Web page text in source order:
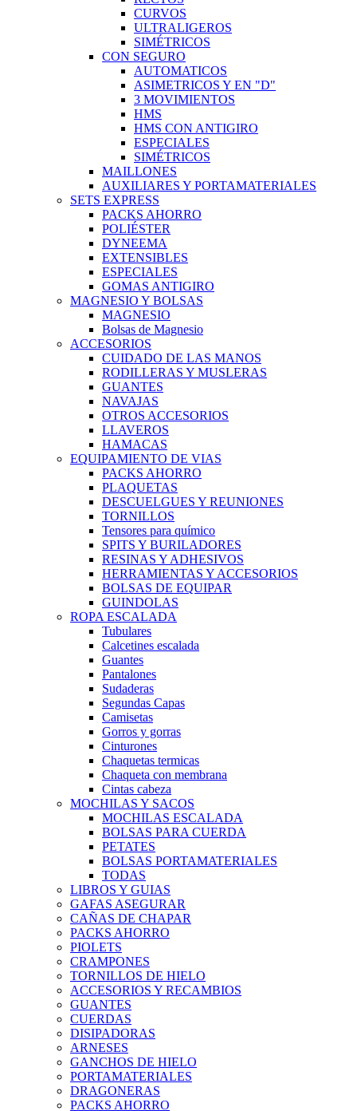
CURVOS
ULTRALIGEROS
SIMÉTRICOS
CON SEGURO
AUTOMATICOS
ASIMETRICOS Y EN "D"
3 MOVIMIENTOS
HMS
HMS CON ANTIGIRO
ESPECIALES
SIMÉTRICOS
MAILLONES
AUXILIARES Y PORTAMATERIALES
SETS EXPRESS
PACKS AHORRO
POLIÉSTER
DYNEEMA
EXTENSIBLES
ESPECIALES
GOMAS ANTIGIRO
MAGNESIO Y BOLSAS
MAGNESIO
Bolsas de Magnesio
ACCESORIOS
CUIDADO DE LAS MANOS
RODILLERAS Y MUSLERAS
GUANTES
NAVAJAS
OTROS ACCESORIOS
LLAVEROS
HAMACAS
EQUIPAMIENTO DE VIAS
PACKS AHORRO
PLAQUETAS
DESCUELGUES Y REUNIONES
TORNILLOS
Tensores para químico
SPITS Y BURILADORES
RESINAS Y ADHESIVOS
HERRAMIENTAS Y ACCESORIOS
BOLSAS DE EQUIPAR
GUINDOLAS
ROPA ESCALADA
Tubulares
Calcetines escalada
Guantes
Pantalones
Sudaderas
Segundas Capas
Camisetas
Gorros y gorras
Cinturones
Chaquetas termicas
Chaqueta con membrana
Cintas cabeza
MOCHILAS Y SACOS
MOCHILAS ESCALADA
BOLSAS PARA CUERDA
PETATES
BOLSAS PORTAMATERIALES
TODAS
LIBROS Y GUIAS
GAFAS ASEGURAR
CAÑAS DE CHAPAR
PACKS AHORRO
PIOLETS
CRAMPONES
TORNILLOS DE HIELO
ACCESORIOS Y RECAMBIOS
GUANTES
CUERDAS
DISIPADORAS
ARNESES
GANCHOS DE HIELO
PORTAMATERIALES
DRAGONERAS
PACKS AHORRO